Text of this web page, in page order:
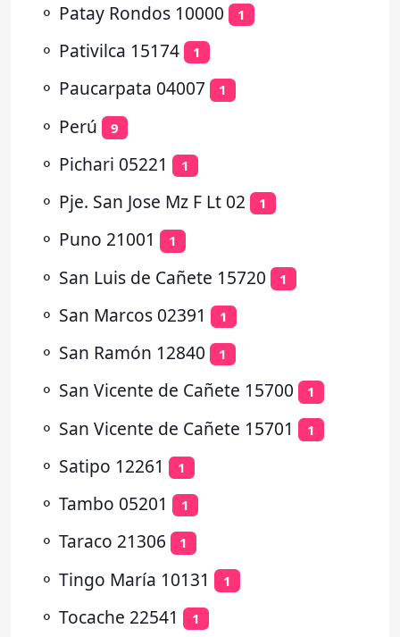
⚬ Patay Rondos 10000 1
⚬ Pativilca 15174 1
⚬ Paucarpata 04007 1
⚬ Perú 9
⚬ Pichari 05221 1
⚬ Pje. San Jose Mz F Lt 02 1
⚬ Puno 21001 1
⚬ San Luis de Cañete 15720 1
⚬ San Marcos 02391 1
⚬ San Ramón 12840 1
⚬ San Vicente de Cañete 15700 1
⚬ San Vicente de Cañete 15701 1
⚬ Satipo 12261 1
⚬ Tambo 05201 1
⚬ Taraco 21306 1
⚬ Tingo María 10131 1
⚬ Tocache 22541 1